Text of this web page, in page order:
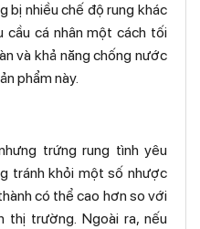
bị nhiều chế độ rung khác
cầu cá nhân một cách tối
và khả năng chống nước
phẩm này.
trứng rung tình yêu
tránh khỏi một số nhược
có thể cao hơn so với
thị trường. Ngoài ra, nếu